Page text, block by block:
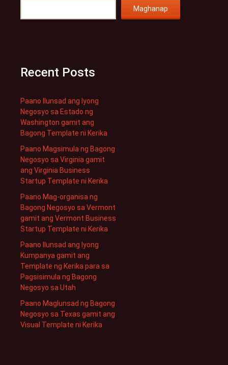
Maghanap
Recent Posts
Paano Ilunsad ang Iyong
Negosyo sa Estado ng
Washington gamit ang
Bagong Template ni Kerika
Paano Magsimula ng Bagong
Negosyo sa Virginia gamit
ang Virginia Business
Startup Template ni Kerika
Paano Mag-organisa ng
Bagong Negosyo sa Vermont
gamit ang Vermont Business
Startup Template ni Kerika
Paano Ilunsad ang Iyong
Kumpanya gamit ang
Template ng Kerika para sa
Pagsisimula ng Bagong
Negosyo sa Utah
Paano Maglunsad ng Bagong
Negosyo sa Texas gamit ang
Visual Template ni Kerika